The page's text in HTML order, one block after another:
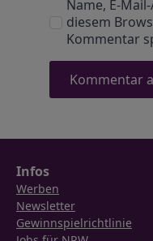
Name, E-
diesem
Kommentar
Infos
Werben
Newsletter
Gewinnspielrichtlinie